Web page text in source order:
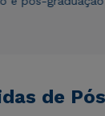
de